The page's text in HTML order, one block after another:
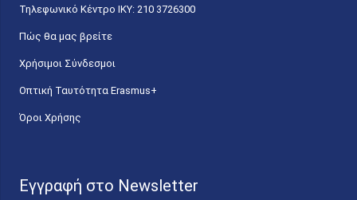
Τηλεφωνικό Κέντρο IKY: 210 3726300
Πώς θα μας βρείτε
Χρήσιμοι Σύνδεσμοι
Οπτική Ταυτότητα Erasmus+
Όροι Χρήσης
Εγγραφή στο Newsletter